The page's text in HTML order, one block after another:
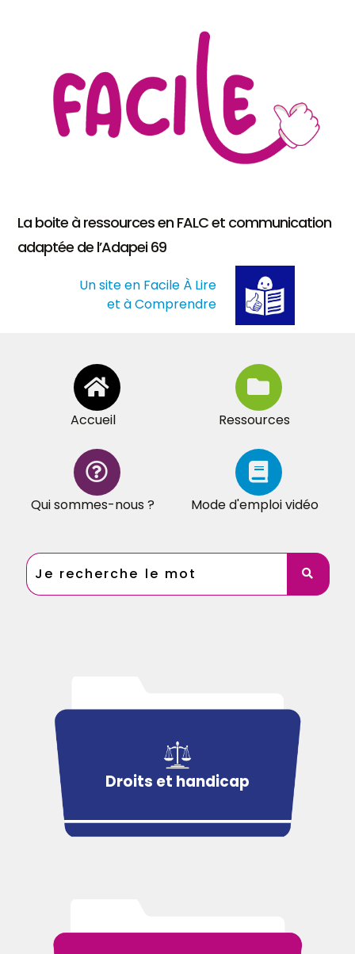
La boite à ressources en FALC et communication
adaptée de l’Adapei 69
Un site en Facile À Lire
et à Comprendre
Accueil Ressources
Qui sommes-nous ? Mode d'emploi vidéo
Droits et handicap